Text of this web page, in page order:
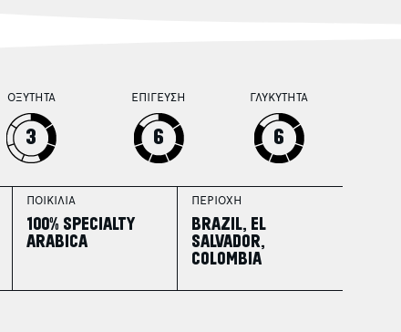
ΟΞΥΤΗΤΑ
3
ΕΠΙΓΕΥΣΗ
6
ΓΛΥΚΥΤΗΤΑ
6
ΠΟΙΚΙΛΙΑ
100% SPECIALTY
ARABICA
ΠΕΡΙΟΧΗ
BRAZIL, EL
SALVADOR,
COLOMBIA